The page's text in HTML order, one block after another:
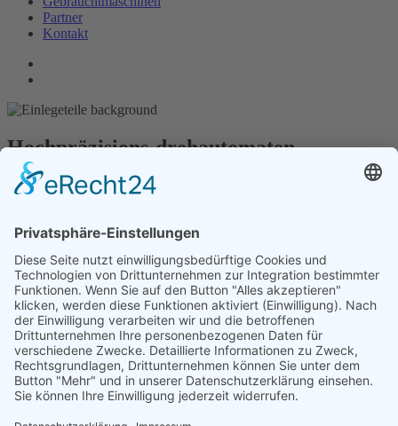
Partner
Kontakt
Hochpräzisions-drehautomaten
Höchste Präzision und ein Portallader im Standardlieferumfang
Automationslösungen aus dem Technologiezentrum der Wietec
WEITEREINFORMATIONEN
Nachricht senden
info@wietec-machinery.de